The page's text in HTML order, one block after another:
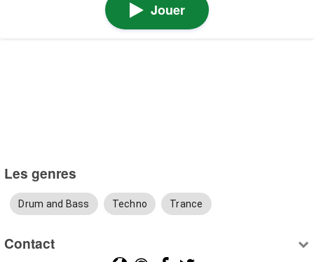
Jouer
Les genres
Drum and Bass Techno Trance
Contact